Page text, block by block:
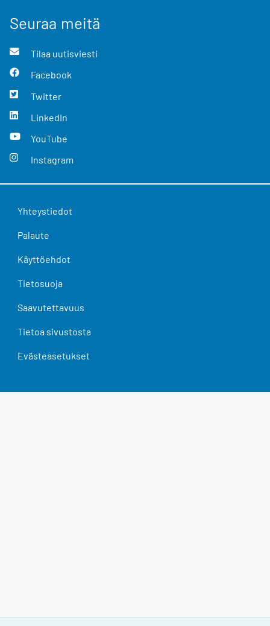
Seuraa meitä
Tilaa uutisviesti
Facebook
Twitter
LinkedIn
YouTube
Instagram
Yhteystiedot
Palaute
Käyttöehdot
Tietosuoja
Saavutettavuus
Tietoa sivustosta
Evästeasetukset